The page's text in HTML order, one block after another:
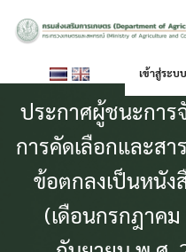
เข้าสู่ระบ
ประกาศผู้ชนะการ
การคัดเลือกและส
ข้อตกลงเป็นหนัง
(เดือนกรกฎาค